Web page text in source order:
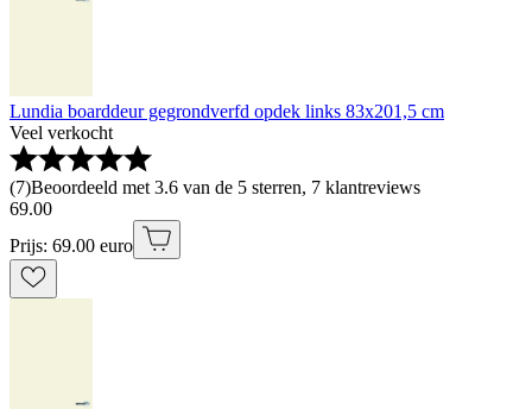
Lundia boarddeur gegrondverfd opdek links 83x201,5 cm
Veel verkocht
(7)Beoordeeld met 3.6 van de 5 sterren, 7 klantreviews
69.00
Prijs: 69.00 euro